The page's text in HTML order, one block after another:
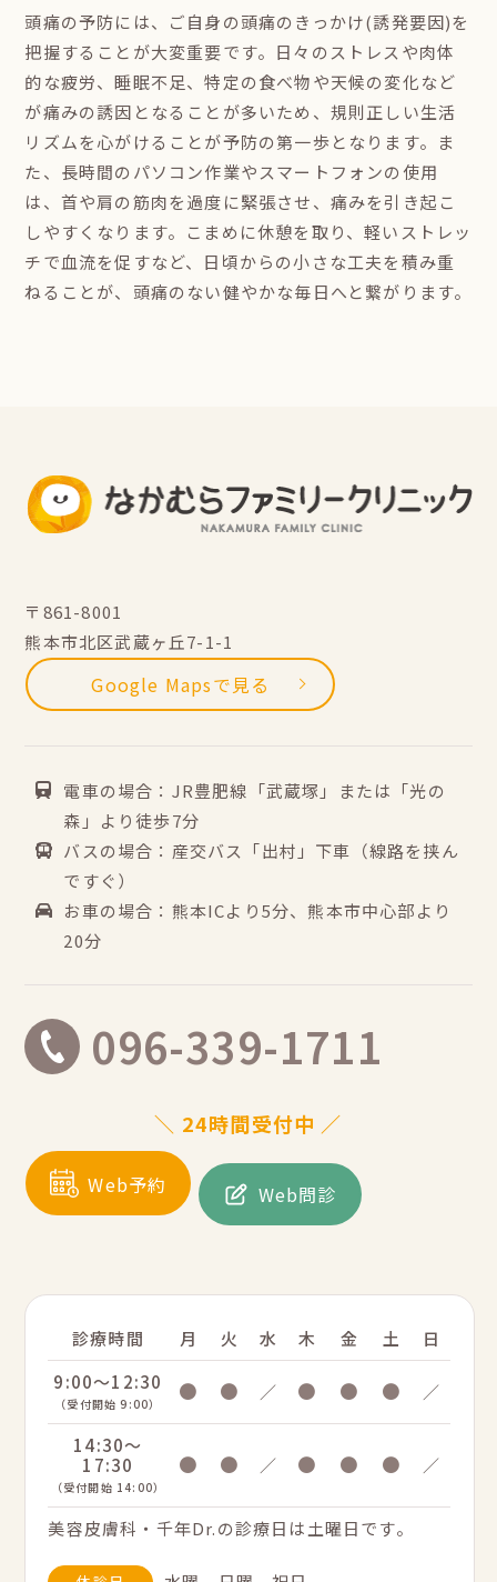
頭痛の予防には、ご自身の頭痛のきっかけ(誘発要因)を
把握することが大変重要です。日々のストレスや肉体
的な疲労、睡眠不足、特定の食べ物や天候の変化など
が痛みの誘因となることが多いため、規則正しい生活
リズムを心がけることが予防の第一歩となります。ま
た、長時間のパソコン作業やスマートフォンの使用
は、首や肩の筋肉を過度に緊張させ、痛みを引き起こ
しやすくなります。こまめに休憩を取り、軽いストレッ
チで血流を促すなど、日頃からの小さな工夫を積み重
ねることが、頭痛のない健やかな毎日へと繋がります。
〒861-8001
熊本市北区武蔵ヶ丘7-1-1
Google Mapsで見る
電車の場合：JR豊肥線「武蔵塚」または「光の
森」より徒歩7分
バスの場合：産交バス「出村」下車（線路を挟ん
ですぐ）
お車の場合：熊本ICより5分、熊本市中心部より
20分
096-339-1711
＼ 24時間受付中 ／
Web予約 Web問診
診療時間 月 火 水 木 金 土
日
9:00～12:30
（受付開始 9:00） ● ● ／ ● ● ● ／
14:30～
17:30
（受付開始 14:00）
● ● ／ ● ● ● ／
美容皮膚科・千年Dr.の診療日は土曜日です。